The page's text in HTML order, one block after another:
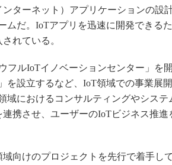
インダストリー4.0
イノベーション
メイドインジャパン
植物工場
知財マネジメント
制御セキュリティ
ターネット）アプリケーションの設
ムだ。IoTアプリを迅速に開発できる
れている。
ルIoTイノベーションセンター」を開
を設立するなど、IoT領域での事業展
域におけるコンサルティングやシステ
携させ、ユーザーのIoTビジネス推進
向けのプロジェクトを先行で着手し